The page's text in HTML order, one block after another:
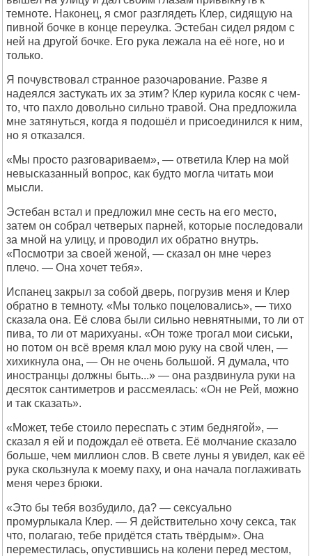
темноте. Наконец, я смог разглядеть Клер, сидящую на
пивной бочке в конце переулка. Эстебан сидел рядом с
ней на другой бочке. Его рука лежала на её ноге, но и
только.
Я почувствовал странное разочарование. Разве я
надеялся застукать их за этим? Клер курила косяк с чем-
то, что пахло довольно сильно травой. Она предложила
мне затянуться, когда я подошёл и присоединился к ним,
но я отказался.
«Мы просто разговариваем», — ответила Клер на мой
невысказанный вопрос, как будто могла читать мои
мысли.
Эстебан встал и предложил мне сесть на его место,
затем он собрал четверых парней, которые последовали
за мной на улицу, и проводил их обратно внутрь.
«Посмотри за своей женой, — сказал он мне через
плечо. — Она хочет тебя».
Испанец закрыл за собой дверь, погрузив меня и Клер
обратно в темноту. «Мы только поцеловались», — тихо
сказала она. Её слова были сильно невнятными, то ли от
пива, то ли от марихуаны. «Он тоже трогал мои сиськи,
но потом он всё время клал мою руку на свой член, —
хихикнула она, — Он не очень большой. Я думала, что
иностранцы должны быть...» — она раздвинула руки на
десяток сантиметров и рассмеялась: «Он не Рей, можно
и так сказать».
«Может, тебе стоило переспать с этим беднягой», —
сказал я ей и подождал её ответа. Её молчание сказало
больше, чем миллион слов. В свете луны я увидел, как её
рука скользнула к моему паху, и она начала поглаживать
меня через брюки.
«Это бы тебя возбудило, да? — сексуально
промурлыкала Клер. — Я действительно хочу секса, так
что, полагаю, тебе придётся стать твёрдым». Она
переместилась, опустившись на колени перед местом,